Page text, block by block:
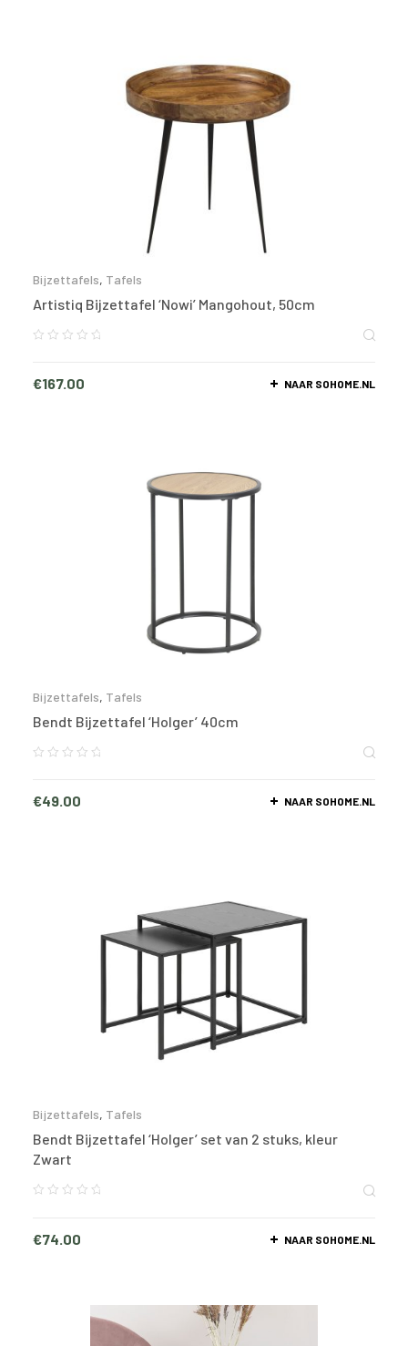
Bijzettafels, Tafels
Artistiq Bijzettafel ‘Nowi’ Mangohout, 50cm
€167.00 NAAR SOHOME.NL
Bijzettafels, Tafels
Bendt Bijzettafel ‘Holger’ 40cm
€49.00 NAAR SOHOME.NL
Bijzettafels, Tafels
Bendt Bijzettafel ‘Holger’ set van 2 stuks, kleur
Zwart
€74.00 NAAR SOHOME.NL